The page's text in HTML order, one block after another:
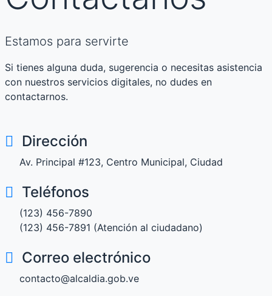
Estamos para servirte
Si tienes alguna duda, sugerencia o necesitas asistencia
con nuestros servicios digitales, no dudes en
contactarnos.
Dirección
Av. Principal #123, Centro Municipal, Ciudad
Teléfonos
(123) 456-7890
(123) 456-7891 (Atención al ciudadano)
Correo electrónico
contacto@alcaldia.gob.ve